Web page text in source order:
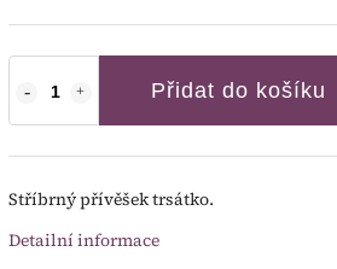
Přidat do košíku
Stříbrný přívěšek trsátko.
Detailní informace